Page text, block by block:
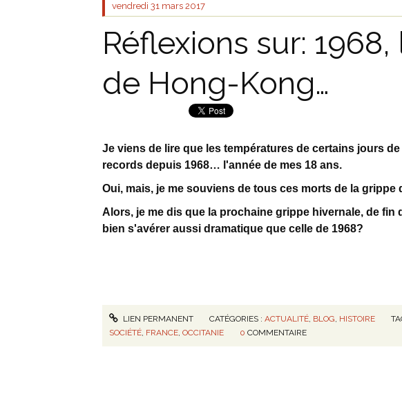
vendredi 31 mars 2017
Réflexions sur:
de Hong-Kong…
Je viens de lire que les températures de certains jours
records depuis 1968… l'année de mes 18 ans.
Oui, mais, je me souviens de tous ces morts de la
Alors, je me dis que la prochaine grippe hivernale, de fin
bien s'avérer aussi dramatique que celle de 1968?
LIEN PERMANENT CATÉGORIES :ACTUALITÉ BLOG HISTOIRE
SOCIÉTÉ FRANCE OCCITANIE 0 COMMENTAIRE